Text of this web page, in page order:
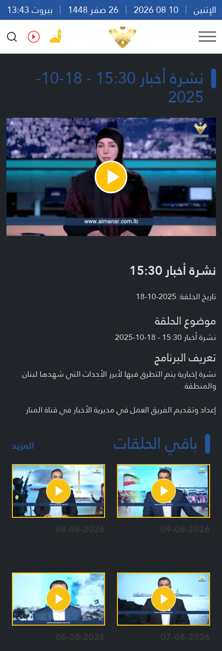
الإثنين
بيروت 13:43
Ar
En Fr Es
نشرة أخبار 15:30 - 18-10-
2025
Play
Video
نشرة أخبار 15:30
تاريخ الحلقة: 2025-10-18
موضوع الحلقة
نشرة أخبار 15:30 - 18-10-2025
تعريف البرنامج
نشرة إخبارية يتم التطرق فيها لأبرز الأحداث التي شهدها لبنان
والمنطقة.
إعداد وتقديم الفريق العمل في مديرية الأخبار في قناة المنار
باقي الحلقات المزيد
09-08-2026
08-08-2026
07-08-2026
06-08-2026